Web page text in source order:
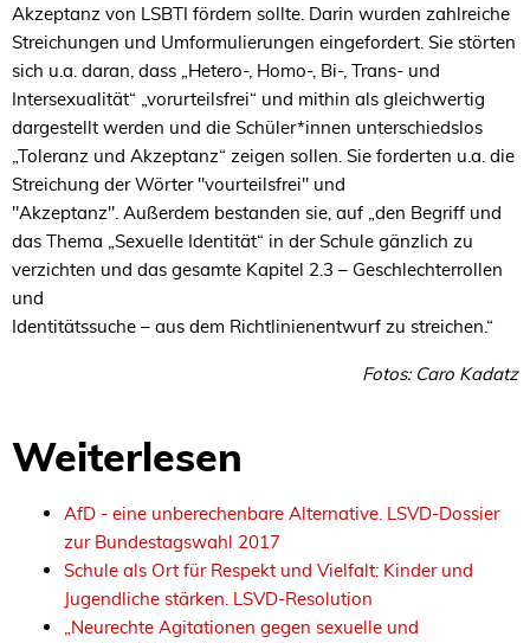
Akzeptanz von LSBTI fördern sollte. Darin wurden zahlreiche
Streichungen und Umformulierungen eingefordert. Sie störten
sich u.a. daran, dass „Hetero-, Homo-, Bi-, Trans- und
Intersexualität“ „vorurteilsfrei“ und mithin als gleichwertig
dargestellt werden und die Schüler*innen unterschiedslos
„Toleranz und Akzeptanz“ zeigen sollen. Sie forderten u.a. die
Streichung der Wörter "vourteilsfrei" und
"Akzeptanz". Außerdem bestanden sie, auf „den Begriff und
das Thema „Sexuelle Identität“ in der Schule gänzlich zu
verzichten und das gesamte Kapitel 2.3 – Geschlechterrollen
und
Identitätssuche – aus dem Richtlinienentwurf zu streichen.“
Fotos: Caro Kadatz
Weiterlesen
AfD - eine unberechenbare Alternative. LSVD-Dossier
zur Bundestagswahl 2017
Schule als Ort für Respekt und Vielfalt: Kinder und
Jugendliche stärken. LSVD-Resolution
„Neurechte Agitationen gegen sexuelle und